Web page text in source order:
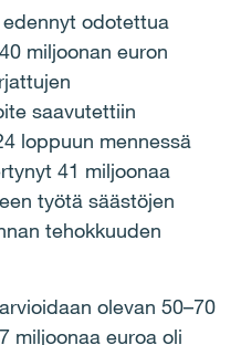
odotettua
miljoonan euron
saavutettiin
loppuun mennessä
41 miljoonaa
työtä säästöjen
tehokkuuden
olevan 50–70
miljoonaa euroa oli